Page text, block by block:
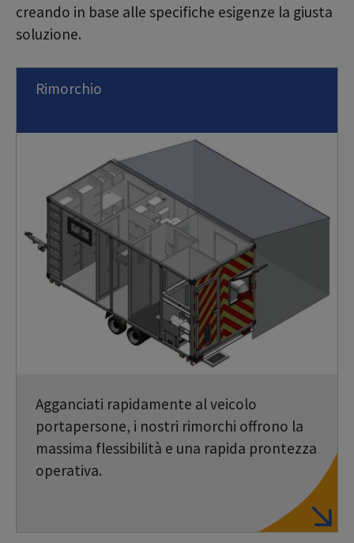
creando in base alle specifiche esigenze la giusta
soluzione.
Rimorchio
Agganciati rapidamente al veicolo
portapersone, i nostri rimorchi offrono la
massima flessibilità e una rapida prontezza
operativa.